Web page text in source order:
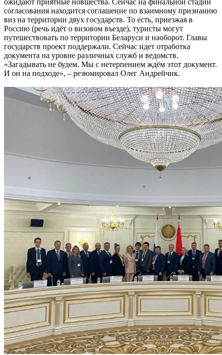
согласования находится соглашение по взаимному признанию
виз на территории двух государств. То есть, приезжая в
Россию (речь идёт о визовом въезде), туристы могут
путешествовать по территории Беларуси и наоборот. Главы
государств проект поддержали. Сейчас идет отработка
документа на уровне различных служб и ведомств.
«Загадывать не будем. Мы с нетерпением ждём этот документ.
И он на подходе», – резюмировал Олег Андрейчик.